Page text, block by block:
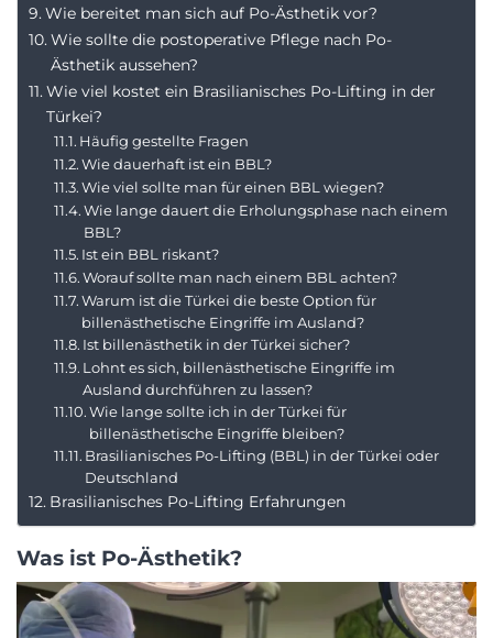
Wie bereitet man sich auf Po-Ästhetik vor?
Wie sollte die postoperative Pflege nach Po-
Ästhetik aussehen?
Wie viel kostet ein Brasilianisches Po-Lifting in der
Türkei?
Häufig gestellte Fragen
Wie dauerhaft ist ein BBL?
Wie viel sollte man für einen BBL wiegen?
Wie lange dauert die Erholungsphase nach einem
BBL?
Ist ein BBL riskant?
Worauf sollte man nach einem BBL achten?
Warum ist die Türkei die beste Option für
billenästhetische Eingriffe im Ausland?
Ist billenästhetik in der Türkei sicher?
Lohnt es sich, billenästhetische Eingriffe im
Ausland durchführen zu lassen?
Wie lange sollte ich in der Türkei für
billenästhetische Eingriffe bleiben?
Brasilianisches Po-Lifting (BBL) in der Türkei oder
Deutschland
Brasilianisches Po-Lifting Erfahrungen
Was ist Po-Ästhetik?